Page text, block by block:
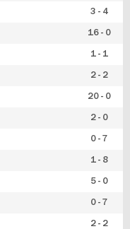
3 - 4
16 - 0
1 - 1
2 - 2
20 - 0
2 - 0
0 - 7
1 - 8
5 - 0
0 - 7
2 - 2